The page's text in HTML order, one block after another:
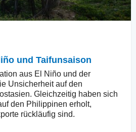
und Taifunsaison
aus El Niño und der
Unsicherheit auf den
Gleichzeitig haben sich
den Philippinen erholt,
rückläufig sind.